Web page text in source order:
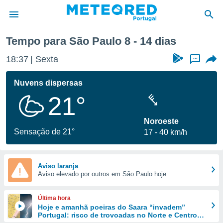
da
foi
fornecidas
a este
das
e
forma
digital
Tempo para São Paulo 8 - 14 dias
18:37 Sexta ...
Nuvens dispersas
21°
Sensação de 21°
Noroeste
17
40 km/h
Aviso laranja
Aviso elevado por outros em São Paulo hoje
Última hora
Hoje e amanhã poeiras do Saara “invadem”
Portugal: risco de trovoadas no Norte e Centro